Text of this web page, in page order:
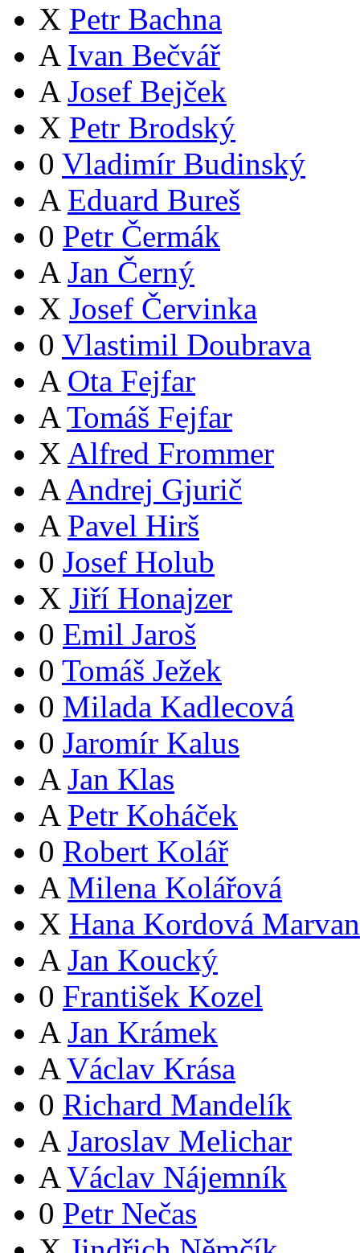
X Petr Bachna
A Ivan Bečvář
A Josef Bejček
X Petr Brodský
0 Vladimír Budinský
A Eduard Bureš
0 Petr Čermák
A Jan Černý
X Josef Červinka
0 Vlastimil Doubrava
A Ota Fejfar
A Tomáš Fejfar
X Alfred Frommer
A Andrej Gjurič
A Pavel Hirš
0 Josef Holub
X Jiří Honajzer
0 Emil Jaroš
0 Tomáš Ježek
0 Milada Kadlecová
0 Jaromír Kalus
A Jan Klas
A Petr Koháček
0 Robert Kolář
A Milena Kolářová
X Hana Kordová
A Jan Koucký
0 František Kozel
A Jan Krámek
A Václav Krása
0 Richard Mandelík
A Jaroslav Melichar
A Václav Nájemník
0 Petr Nečas